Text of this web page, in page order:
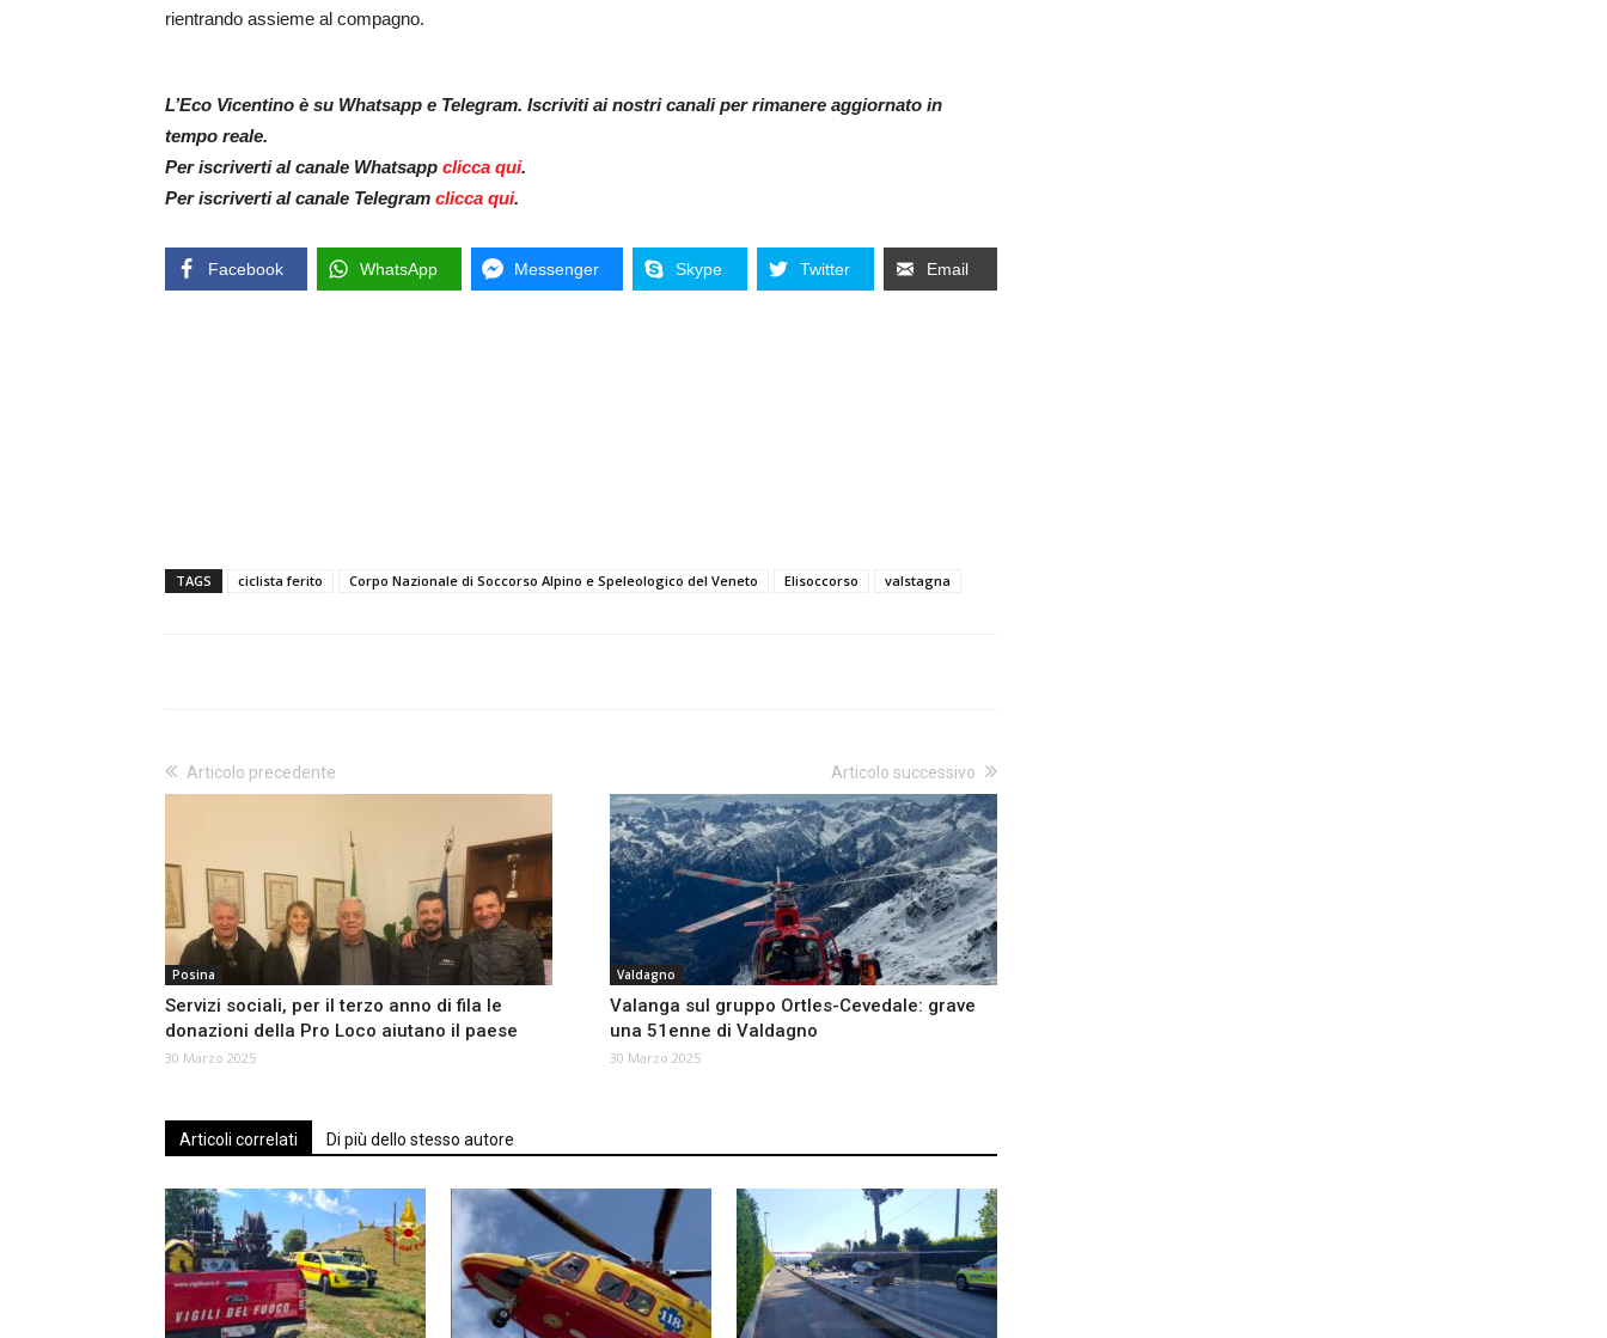
rientrando assieme al compagno.
L’Eco Vicentino è su Whatsapp e Telegram. Iscriviti ai nostri canali per rimanere aggiornato in
tempo reale.
Per iscriverti al canale Whatsapp clicca qui.
Per iscriverti al canale Telegram clicca qui.
Facebook WhatsApp Messenger Skype Twitter Email
TAGS ciclista ferito Corpo Nazionale di Soccorso Alpino e Speleologico del Veneto Elisoccorso valstagna
Articolo precedente
Posina
Servizi sociali, per il terzo anno di fila le
donazioni della Pro Loco aiutano il paese
30 Marzo 2025
Articolo successivo
Valdagno
Valanga sul gruppo Ortles-Cevedale: grave
una 51enne di Valdagno
30 Marzo 2025
Articoli correlati Di più dello stesso autore